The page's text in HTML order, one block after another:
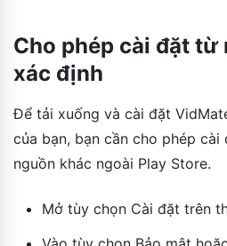
Cho phép cài đặt từ
xác định
Để tải xuống và cài đặt
của bạn, bạn cần cho phép
nguồn khác ngoài Play Store.
Mở tùy chọn Cài đặt trên